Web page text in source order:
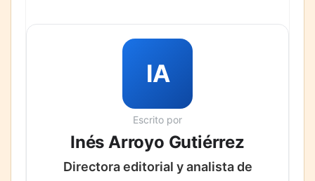
IA
Escrito por
Inés Arroyo Gutiérrez
Directora editorial y analista de